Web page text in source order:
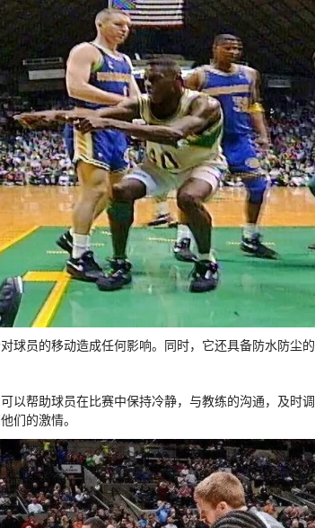
球员的移动造成任何影响。同时，它还具备防水防尘
以帮助球员在比赛中保持冷静，与教练的沟通，及时
们的激情。